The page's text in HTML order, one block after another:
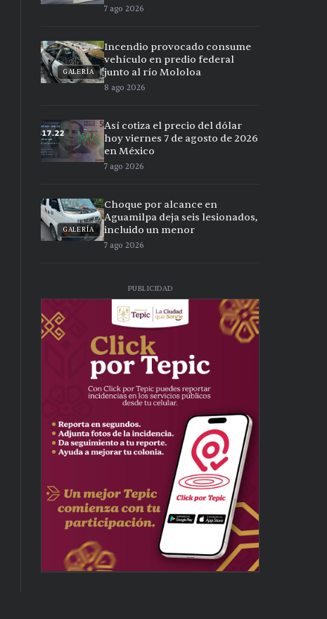
7 ago 2026
GALERÍA
Incendio provocado consume
vehículo en predio federal
junto al río Mololoa
8 ago 2026
Así cotiza el precio del dólar
hoy viernes 7 de agosto de 2026
en México
7 ago 2026
GALERÍA
Choque por alcance en
Aguamilpa deja seis lesionados,
incluido un menor
7 ago 2026
PUBLICIDAD